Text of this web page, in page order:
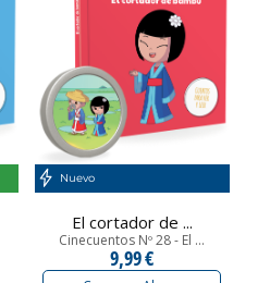
Nuevo
El cortador de ...
Cinecuentos Nº 28 - El ...
9,99 €